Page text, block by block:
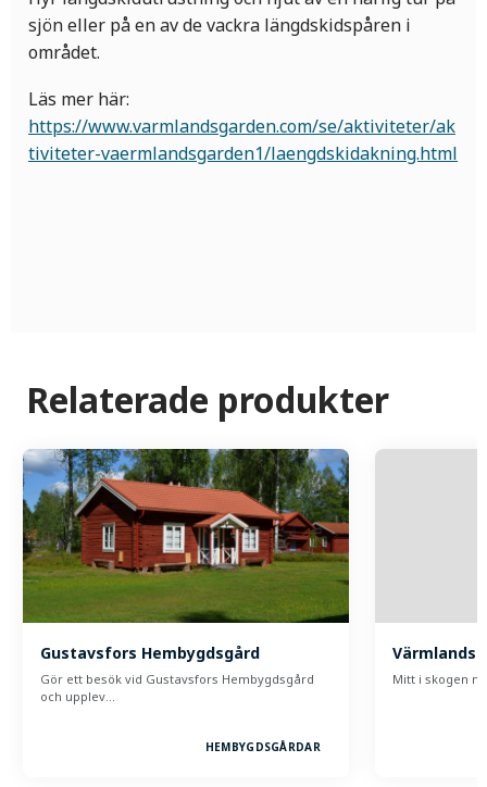
sjön eller på en av de vackra längdskidspåren i
området.
Läs mer här:
https://www.varmlandsgarden.com/se/aktiviteter/ak
tiviteter-vaermlandsgarden1/laengdskidakning.html
Relaterade produkter
Gustavsfors Hembygdsgård
Gör ett besök vid Gustavsfors Hembygdsgård
och upplev…
HEMBYGDSGÅRDAR
Värmlands
Mitt i skogen